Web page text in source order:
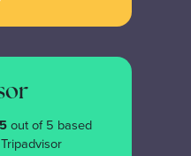
out of 5 based